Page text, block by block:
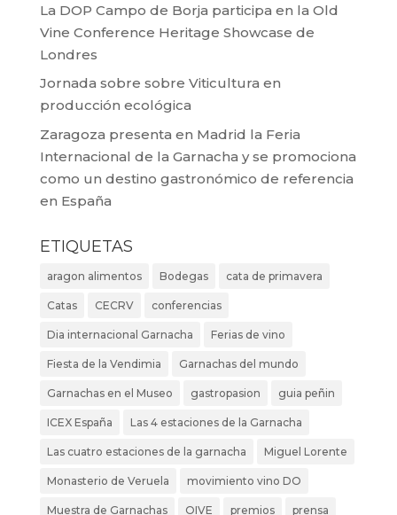
La DOP Campo de Borja participa en la Old
Vine Conference Heritage Showcase de
Londres
Jornada sobre sobre Viticultura en
producción ecológica
Zaragoza presenta en Madrid la Feria
Internacional de la Garnacha y se promociona
como un destino gastronómico de referencia
en España
ETIQUETAS
aragon alimentos Bodegas cata de primavera
Catas CECRV conferencias
Dia internacional Garnacha Ferias de vino
Fiesta de la Vendimia Garnachas del mundo
Garnachas en el Museo gastropasion guia peñin
ICEX España Las 4 estaciones de la Garnacha
Las cuatro estaciones de la garnacha Miguel Lorente
Monasterio de Veruela movimiento vino DO
Muestra de Garnachas OIVE premios prensa